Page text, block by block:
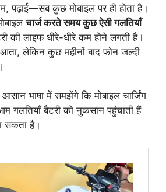
पढ़ाई—सब कुछ मोबाइल पर ही होता है।
चार्ज करते समय कुछ ऐसी गलतियाँ
की लाइफ धीरे-धीरे कम होने लगती है।
लेकिन कुछ महीनों बाद फोन जल्दी
भाषा में समझेंगे कि मोबाइल चार्जिंग
गलतियाँ बैटरी को नुकसान पहुंचाती हैं
सकता है।